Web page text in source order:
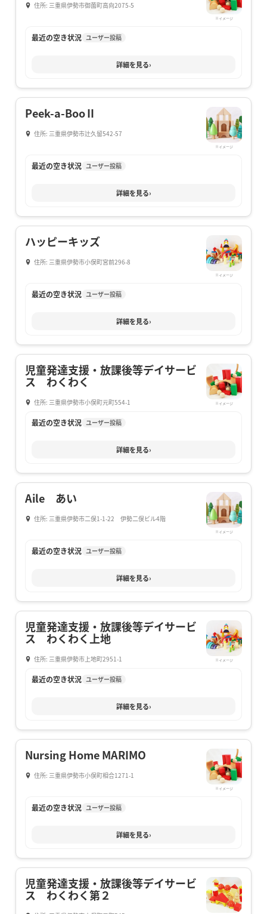
住所: 三重県伊勢市御薗町高向2075-5
※イメージ
最近の空き状況 ユーザー投稿
詳細を見る›
Peek-a-BooⅡ
住所: 三重県伊勢市辻久留542-57
※イメージ
最近の空き状況 ユーザー投稿
詳細を見る›
ハッピーキッズ
住所: 三重県伊勢市小俣町宮前296-8
※イメージ
最近の空き状況 ユーザー投稿
詳細を見る›
児童発達支援・放課後等デイサービ
ス わくわく
住所: 三重県伊勢市小俣町元町554-1 ※イメージ
最近の空き状況 ユーザー投稿
詳細を見る›
Aile あい
住所: 三重県伊勢市二俣1-1-22 伊勢二俣ビル4階
※イメージ
最近の空き状況 ユーザー投稿
詳細を見る›
児童発達支援・放課後等デイサービ
ス わくわく上地
住所: 三重県伊勢市上地町2951-1 ※イメージ
最近の空き状況 ユーザー投稿
詳細を見る›
Nursing Home MARIMO
住所: 三重県伊勢市小俣町相合1271-1
※イメージ
最近の空き状況 ユーザー投稿
詳細を見る›
児童発達支援・放課後等デイサービ
ス わくわく第２